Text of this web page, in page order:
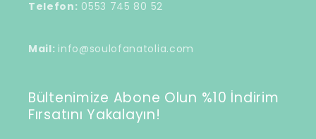
Telefon: 0553 745 80 52
Mail: info@soulofanatolia.com
Bültenimize Abone Olun %10 İndirim
Fırsatını Yakalayın!